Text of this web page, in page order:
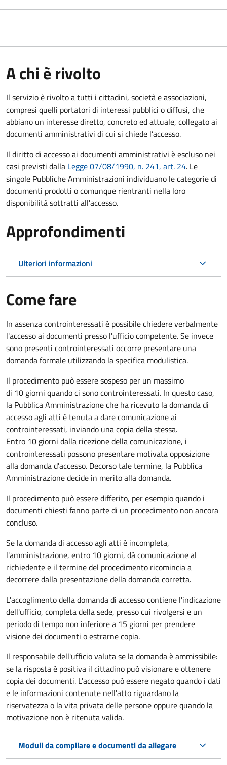
A chi è rivolto
Il servizio è rivolto a tutti i cittadini, società e associazioni,
compresi quelli portatori di interessi pubblici o diffusi, che
abbiano un interesse diretto, concreto ed attuale, collegato ai
documenti amministrativi di cui si chiede l’accesso.
Il diritto di accesso ai documenti amministrativi è escluso nei
casi previsti dalla Legge 07/08/1990, n. 241, art. 24. Le
singole Pubbliche Amministrazioni individuano le categorie di
documenti prodotti o comunque rientranti nella loro
disponibilità sottratti all'accesso.
Approfondimenti
Ulteriori informazioni
Come fare
In assenza controinteressati è possibile chiedere verbalmente
l'accesso ai documenti presso l'ufficio competente. Se invece
sono presenti controinteressati occorre presentare una
domanda formale utilizzando la specifica modulistica.
Il procedimento può essere sospeso per un massimo
di 10 giorni quando ci sono controinteressati. In questo caso,
la Pubblica Amministrazione che ha ricevuto la domanda di
accesso agli atti è tenuta a dare comunicazione ai
controinteressati, inviando una copia della stessa.
Entro 10 giorni dalla ricezione della comunicazione, i
controinteressati possono presentare motivata opposizione
alla domanda d'accesso. Decorso tale termine, la Pubblica
Amministrazione decide in merito alla domanda.
Il procedimento può essere differito, per esempio quando i
documenti chiesti fanno parte di un procedimento non ancora
concluso.
Se la domanda di accesso agli atti è incompleta,
l'amministrazione, entro 10 giorni, dà comunicazione al
richiedente e il termine del procedimento ricomincia a
decorrere dalla presentazione della domanda corretta.
L'accoglimento della domanda di accesso contiene l'indicazione
dell'ufficio, completa della sede, presso cui rivolgersi e un
periodo di tempo non inferiore a 15 giorni per prendere
visione dei documenti o estrarne copia.
Il responsabile dell'ufficio valuta se la domanda è ammissibile:
se la risposta è positiva il cittadino può visionare e ottenere
copia dei documenti. L'accesso può essere negato quando i dati
e le informazioni contenute nell'atto riguardano la
riservatezza o la vita privata delle persone oppure quando la
motivazione non è ritenuta valida.
Moduli da compilare e documenti da allegare